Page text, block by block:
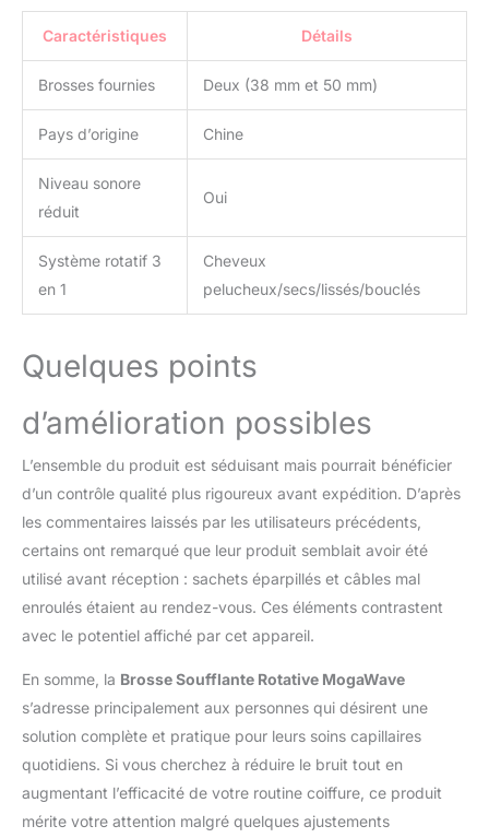
Réglages De
Température Pour Un
Contrôle Personnalisé :
Avec quatre modes –
niveau II – la température
résultat souhaité.
et d’air froid aide à fixer la
coiffure tout en
respectant la fibre
capillaire. Cette brosse
bien aux cheveux fins
qu’aux cheveux plus
parfaitement les brosses
modernes pour un
coiffage polyvalent
Moteur Puissant Avec
Séchage Rapide : Le
moteur DC performant
de 1000 à 1200 W génère
un flux d’air régulier pour
sécher et coiffer
cheveux. Pour des
boucles ou ondulations
recommandé d’utiliser
l’appareil sur cheveux
presque secs à basse
température. Cette
Caractéristiques Détails
Brosses fournies Deux (38 mm et 50 mm)
Pays d’origine Chine
Niveau sonore
réduit
Oui
Système rotatif 3
en 1
Cheveux
pelucheux/secs/lissés/bouclés
Quelques points
d’amélioration possibles
L’ensemble du produit est séduisant mais pourrait bénéficier
d’un contrôle qualité plus rigoureux avant expédition. D’après
les commentaires laissés par les utilisateurs précédents,
certains ont remarqué que leur produit semblait avoir été
utilisé avant réception : sachets éparpillés et câbles mal
enroulés étaient au rendez-vous. Ces éléments contrastent
avec le potentiel affiché par cet appareil.
En somme, la Brosse Soufflante Rotative MogaWave
s’adresse principalement aux personnes qui désirent une
solution complète et pratique pour leurs soins capillaires
quotidiens. Si vous cherchez à réduire le bruit tout en
augmentant l’efficacité de votre routine coiffure, ce produit
mérite votre attention malgré quelques ajustements